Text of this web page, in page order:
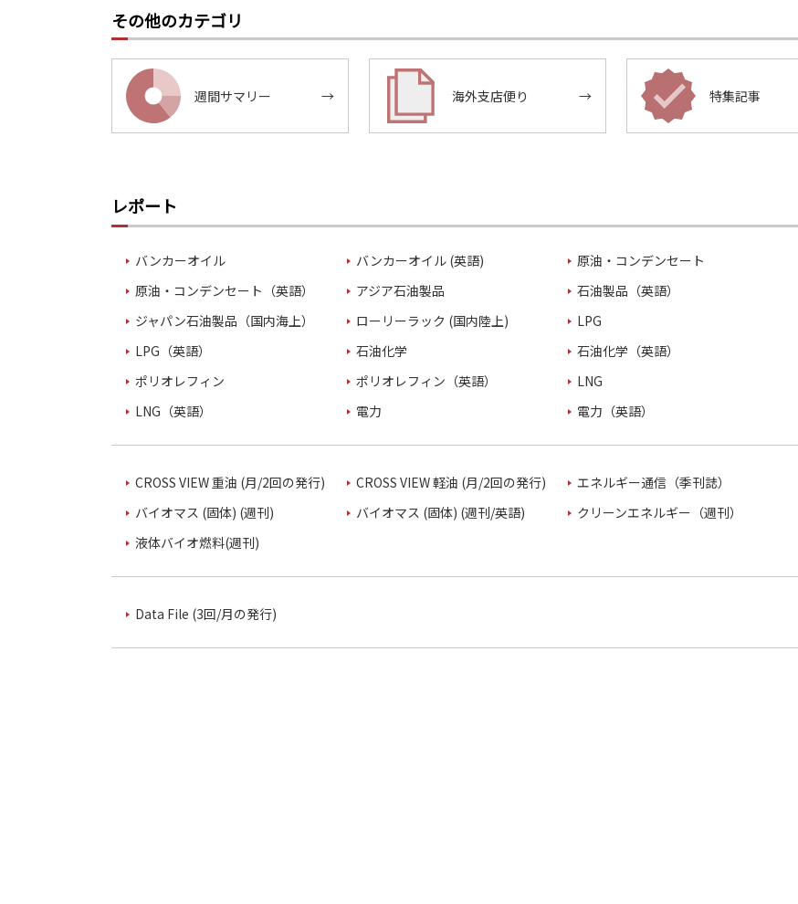
その他のカテゴリ
週間サマリー → 海外支店便り → 特集記事
レポート
バンカーオイル バンカーオイル (英語)
原油・コンデンセート
原油・コンデンセート（英語）
アジア石油製品
石油製品（英語）
ジャパン石油製品（国内海上）
ローリーラック (国内陸上)
LPG
LPG（英語）
石油化学
石油化学（英語）
ポリオレフィン
ポリオレフィン（英語）
LNG
LNG（英語）
電力 電力（英語）
CROSS VIEW 重油 (月/2回の発行) CROSS VIEW 軽油 (月/2回の発行)
エネルギー通信（季刊誌）
バイオマス (固体) (週刊)
バイオマス (固体) (週刊/英語)
クリーンエネルギー（週刊）
液体バイオ燃料(週刊)
Data File (3回/月の発行)